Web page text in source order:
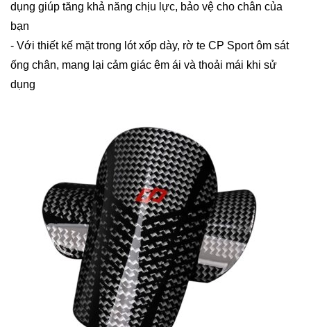
dụng giúp tăng khả năng chịu lực, bảo vệ cho chân của
bạn
- Với thiết kế mặt trong lót xốp dày, rờ te CP Sport ôm sát
ống chân, mang lại cảm giác êm ái và thoải mái khi sử
dụng